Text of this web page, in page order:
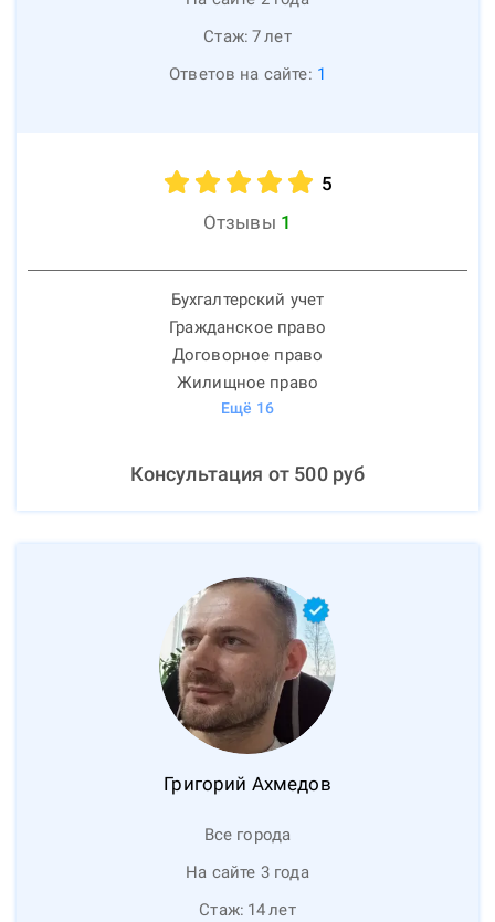
Стаж: 7лет
Ответов на сайте: 1
5
Отзывы 1
Бухгалтерский учет
Гражданское право
Договорное право
Жилищное право
Ещё 16
Консультация от 500руб
Григорий Ахмедов
Все города
На сайте 3 года
Стаж: 14лет